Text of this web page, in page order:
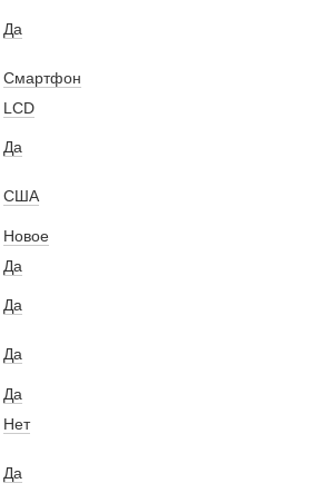
Да
Смартфон
LCD
Да
США
Новое
Да
Да
Да
Да
Нет
Да